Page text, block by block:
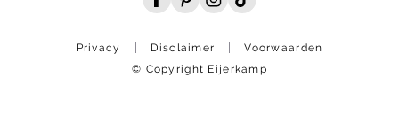
Privacy Disclaimer
Voorwaarden
© Copyright Eijerkamp